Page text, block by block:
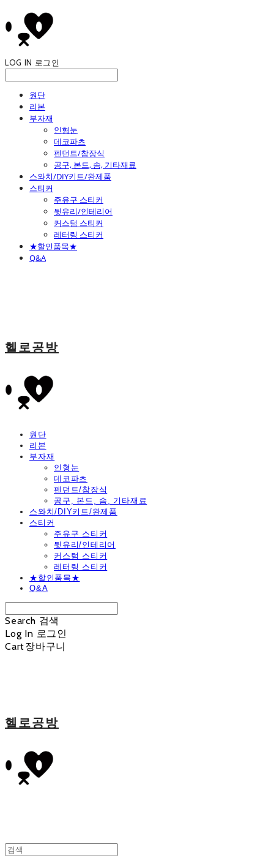
LOG IN 로그인
원단
리본
부자재
인형눈
데코파츠
펜던트/참장식
공구, 본드, 솜, 기타재료
스와치/DIY키트/완제품
스티커
주유구 스티커
뒷유리/인테리어
커스텀 스티커
레터링 스티커
★할인품목★
Q&A
헬로공방
원단
리본
부자재
인형눈
데코파츠
펜던트/참장식
공구, 본드, 솜, 기타재료
스와치/DIY키트/완제품
스티커
주유구 스티커
뒷유리/인테리어
커스텀 스티커
레터링 스티커
★할인품목★
Q&A
Search 검색
Log In 로그인
Cart장바구니
헬로공방